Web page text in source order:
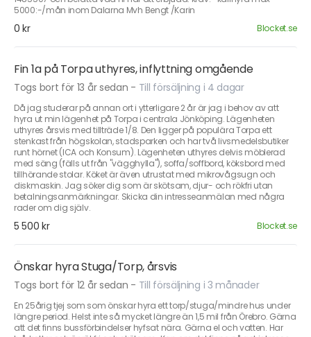
5000:-/mån inom Dalarna Mvh Bengt /Karin
0 kr Blocket.se
Fin 1a på Torpa uthyres, inflyttning omgående
Togs bort för 13 år sedan - Till försäljning i 4 dagar
Då jag studerar på annan ort i ytterligare 2 år är jag i behov av att
hyra ut min lägenhet på Torpa i centrala Jönköping. Lägenheten
uthyres årsvis med tillträde 1/8. Den ligger på populära Torpa ett
stenkast från högskolan, stadsparken och har två livsmedelsbutiker
runt hörnet (ICA och Konsum). Lägenheten uthyres delvis möblerad
med säng (fälls ut från "vägghylla"), soffa/soffbord, köksbord med
tillhörande stolar. Köket är även utrustat med mikrovågsugn och
diskmaskin. Jag söker dig som är skötsam, djur- och rökfri utan
betalningsanmärkningar. Skicka din intresseanmälan med några
rader om dig själv.
5 500 kr Blocket.se
Önskar hyra Stuga/Torp, årsvis
Togs bort för 12 år sedan - Till försäljning i 3 månader
En 25årig tjej som som önskar hyra ett torp/stuga/mindre hus under
längre period. Helst inte så mycket längre än 1,5 mil från Örebro. Gärna
att det finns bussförbindelser hyfsat nära. Gärna el och vatten. Har